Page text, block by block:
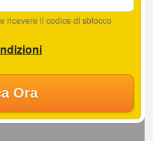
ricevere il codice di sblocco
Ora